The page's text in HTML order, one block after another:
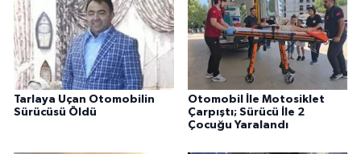
Tarlaya Uçan Otomobilin
Sürücüsü Öldü
Otomobil İle Motosiklet
Çarpıştı; Sürücü İle 2
Çocuğu Yaralandı